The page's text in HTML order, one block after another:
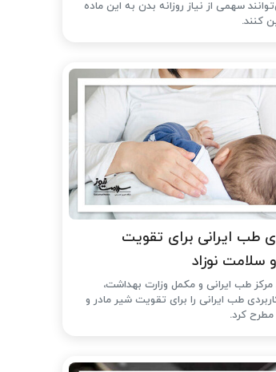
سهمی از نیاز روزانه بدن به این ماده
کنند.
طب ایرانی برای تقویت
سلامت نوزاد
طب ایرانی و مکمل وزارت بهداشت،
طب ایرانی را برای تقویت شیر مادر و
مطرح کرد.